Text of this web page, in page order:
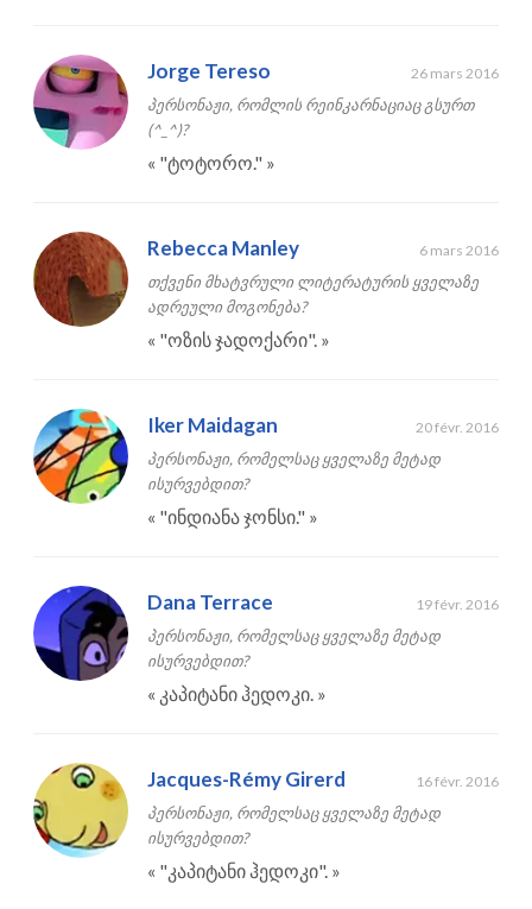
Jorge Tereso 26 mars 2016
პერსონაჟი, რომლის რეინკარნაციაც გსურთ
(^_^)?
« "ტოტორო." »
Rebecca Manley 6 mars 2016
თქვენი მხატვრული ლიტერატურის ყველაზე
ადრეული მოგონება?
« "ოზის ჯადოქარი". »
Iker Maidagan 20 févr. 2016
პერსონაჟი, რომელსაც ყველაზე მეტად
ისურვებდით?
« "ინდიანა ჯონსი." »
Dana Terrace 19 févr. 2016
პერსონაჟი, რომელსაც ყველაზე მეტად
ისურვებდით?
« კაპიტანი ჰედოკი. »
Jacques-Rémy Girerd 16 févr. 2016
პერსონაჟი, რომელსაც ყველაზე მეტად
ისურვებდით?
« "კაპიტანი ჰედოკი". »